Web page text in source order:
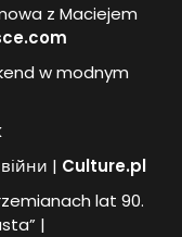
z Maciejem
w modnym
| Culture.pl
lat 90.
|